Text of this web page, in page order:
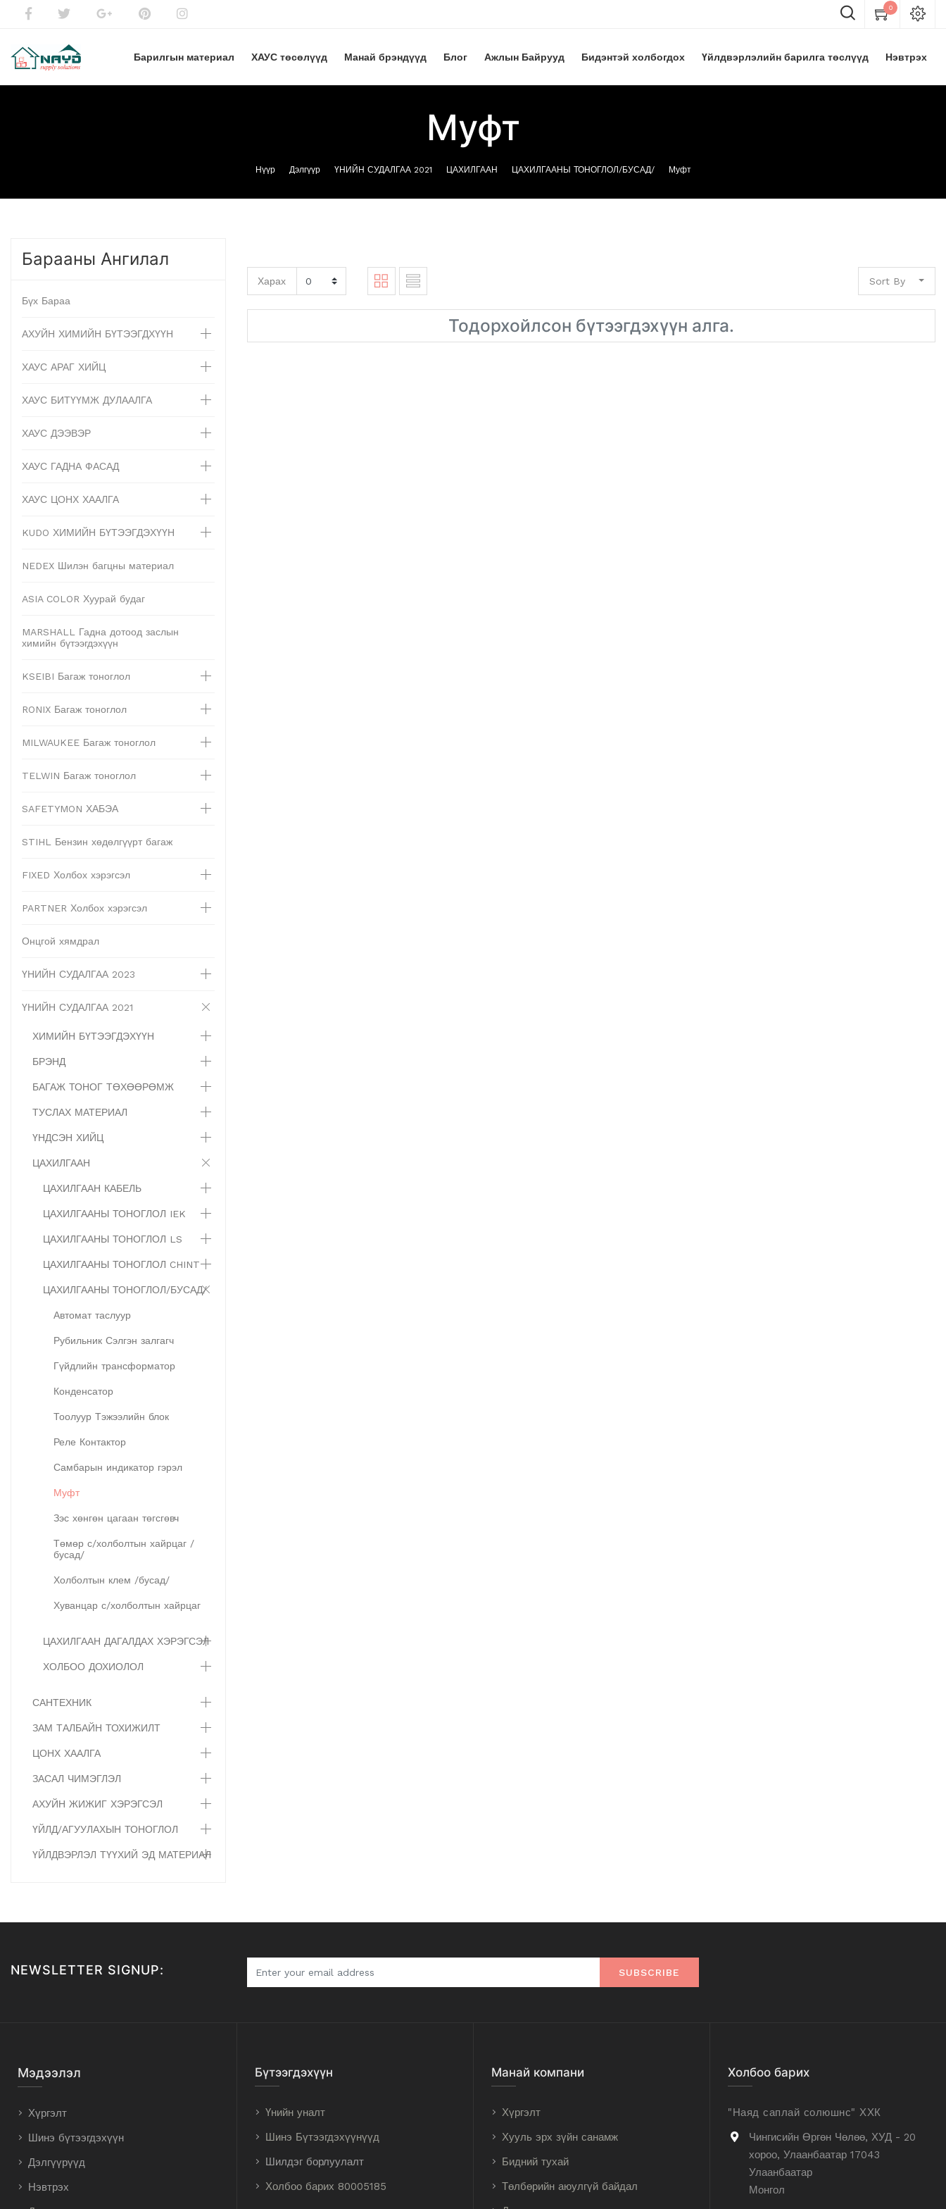
0
Барилгын материал ХАУС төсөлүүд Манай брэндүүд Блог Ажлын Байрууд Бидэнтэй холбогдох Үйлдвэрлэлийн барилга төслүүд Нэвтрэх
Муфт
Нүүр Дэлгүүр ҮНИЙН СУДАЛГАА 2021 ЦАХИЛГААН ЦАХИЛГААНЫ ТОНОГЛОЛ/БУСАД/ Муфт
Барааны Ангилал
Бүх Бараа
АХУЙН ХИМИЙН БҮТЭЭГДХҮҮН
ХАУС АРАГ ХИЙЦ
ХАУС БИТҮҮМЖ ДУЛААЛГА
ХАУС ДЭЭВЭР
ХАУС ГАДНА ФАСАД
ХАУС ЦОНХ ХААЛГА
KUDO ХИМИЙН БҮТЭЭГДЭХҮҮН
NEDEX Шилэн багцны материал
ASIA COLOR Хуурай будаг
MARSHALL Гадна дотоод заслын
химийн бүтээгдэхүүн
KSEIBI Багаж тоноглол
RONIX Багаж тоноглол
MILWAUKEE Багаж тоноглол
TELWIN Багаж тоноглол
SAFETYMON ХАБЭА
STIHL Бензин хөдөлгүүрт багаж
FIXED Холбох хэрэгсэл
PARTNER Холбох хэрэгсэл
Онцгой хямдрал
ҮНИЙН СУДАЛГАА 2023
ҮНИЙН СУДАЛГАА 2021
ХИМИЙН БҮТЭЭГДЭХҮҮН
БРЭНД
БАГАЖ ТОНОГ ТӨХӨӨРӨМЖ
ТУСЛАХ МАТЕРИАЛ
ҮНДСЭН ХИЙЦ
ЦАХИЛГААН
ЦАХИЛГААН КАБЕЛЬ
ЦАХИЛГААНЫ ТОНОГЛОЛ IEK
ЦАХИЛГААНЫ ТОНОГЛОЛ LS
ЦАХИЛГААНЫ ТОНОГЛОЛ CHINT
ЦАХИЛГААНЫ ТОНОГЛОЛ/БУСАД/
Автомат таслуур
Рубильник Сэлгэн залгагч
Гүйдлийн трансформатор
Конденсатор
Тоолуур Тэжээлийн блок
Реле Контактор
Самбарын индикатор гэрэл
Муфт
Зэс хөнгөн цагаан төгсгөвч
Төмөр с/холболтын хайрцаг /
бусад/
Холболтын клем /бусад/
Хуванцар с/холболтын хайрцаг
ЦАХИЛГААН ДАГАЛДАХ ХЭРЭГСЭЛ
ХОЛБОО ДОХИОЛОЛ
САНТЕХНИК
ЗАМ ТАЛБАЙН ТОХИЖИЛТ
ЦОНХ ХААЛГА
ЗАСАЛ ЧИМЭГЛЭЛ
АХУЙН ЖИЖИГ ХЭРЭГСЭЛ
ҮЙЛД/АГУУЛАХЫН ТОНОГЛОЛ
ҮЙЛДВЭРЛЭЛ ТҮҮХИЙ ЭД МАТЕРИАЛ
Харах Sort By
Тодорхойлсон бүтээгдэхүүн алга.
NEWSLETTER SIGNUP: SUBSCRIBE
Мэдээлэл
Хүргэлт
Шинэ бүтээгдэхүүн
Дэлгүүрүүд
Нэвтрэх
Бүтээгдэхүүн
Үнийн уналт
Шинэ Бүтээгдэхүүнүүд
Шилдэг борлуулалт
Холбоо барих 80005185
Манай компани
Хүргэлт
Хууль эрх зүйн санамж
Бидний тухай
Төлбөрийн аюулгүй байдал
Холбоо барих
"Наяд саплай солюшнс" ХХК
Чингисийн Өргөн Чөлөө, ХУД - 20
хороо, Улаанбаатар 17043
Улаанбаатар
Монгол